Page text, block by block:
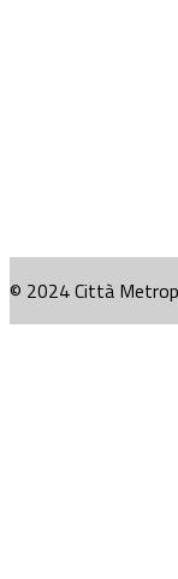
© 2024 Città